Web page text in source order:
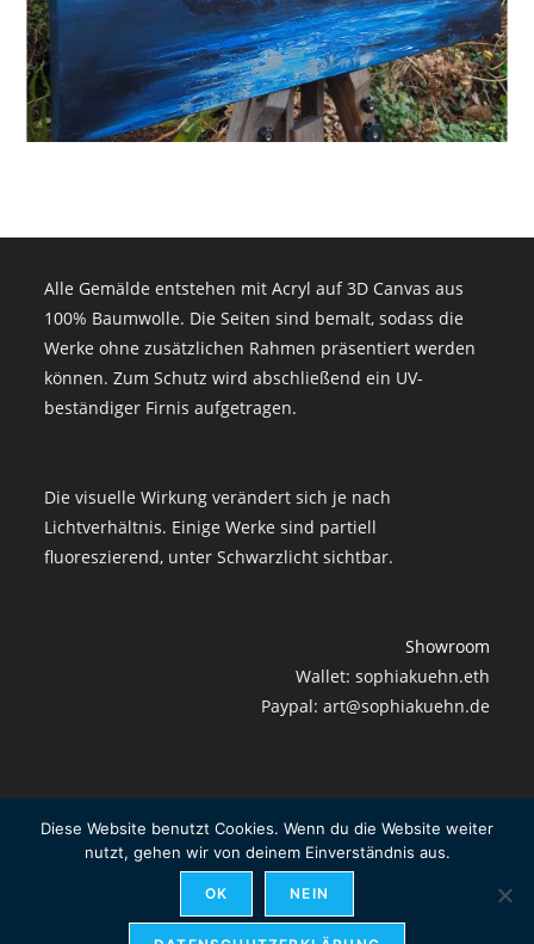
Alle Gemälde entstehen mit Acryl auf 3D Canvas aus
100% Baumwolle. Die Seiten sind bemalt, sodass die
Werke ohne zusätzlichen Rahmen präsentiert werden
können. Zum Schutz wird abschließend ein UV-
beständiger Firnis aufgetragen.
Die visuelle Wirkung verändert sich je nach
Lichtverhältnis. Einige Werke sind partiell
fluoreszierend, unter Schwarzlicht sichtbar.
Showroom
Wallet: sophiakuehn.eth
Paypal: art@sophiakuehn.de
Impressum Widerrufsbelehrung
Datenschutzerklärung
Versandarten
Diese Website benutzt Cookies. Wenn du die Website weiter
nutzt, gehen wir von deinem Einverständnis aus.
OK NEIN